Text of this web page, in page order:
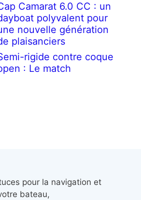
Camarat 6.0 CC : un
polyvalent pour
nouvelle génération
plaisanciers
rigide contre coque
: Le match
pour la navigation et
bateau,